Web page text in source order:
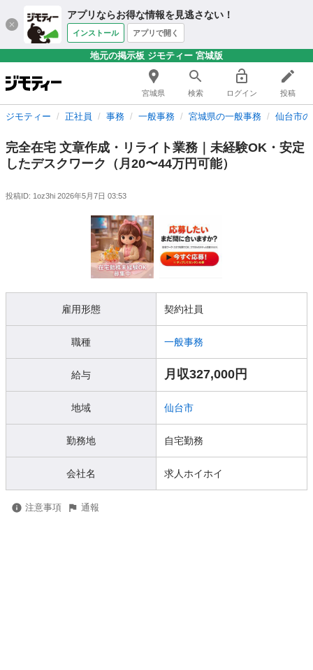
アプリならお得な情報を見逃さない！
インストール アプリで開く
地元の掲示板 ジモティー 宮城版
宮城県 検索 ログイン 投稿
ジモティー 正社員 事務 一般事務 宮城県の一般事務 仙台市
完全在宅 文章作成・リライト業務｜未経験OK・安定
したデスクワーク（月20〜44万円可能）
投稿ID: 1oz3hi 2026年5月7日 03:53
雇用形態 契約社員
職種 一般事務
給与 月収327,000円
地域 仙台市
勤務地 自宅勤務
会社名 求人ホイホイ
注意事項 通報